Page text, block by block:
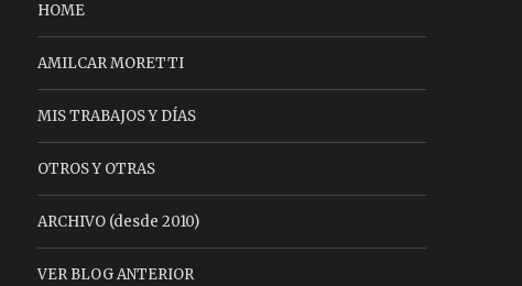
HOME
AMILCAR MORETTI
MIS TRABAJOS Y DÍAS
OTROS Y OTRAS
ARCHIVO (desde 2010)
VER BLOG ANTERIOR